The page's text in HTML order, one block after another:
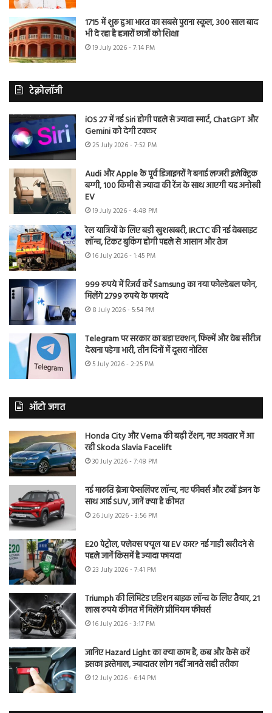
1715 में शुरू हुआ भारत का सबसे पुराना स्कूल, 300 साल बाद
भी दे रहा है हजारों छात्रों को शिक्षा
19 July 2026 - 7:14 PM
टेक्नोलॉजी
iOS 27 में नई Siri होगी पहले से ज्यादा स्मार्ट, ChatGPT और
Gemini को देगी टक्कर
25 July 2026 - 7:52 PM
Audi और Apple के पूर्व डिजाइनरों ने बनाई लग्जरी इलेक्ट्रिक
बग्गी, 100 किमी से ज्यादा की रेंज के साथ आएगी यह अनोखी
EV
19 July 2026 - 4:48 PM
रेल यात्रियों के लिए बड़ी खुशखबरी, IRCTC की नई वेबसाइट
लॉन्च, टिकट बुकिंग होगी पहले से आसान और तेज
16 July 2026 - 1:45 PM
999 रुपये में रिजर्व करें Samsung का नया फोल्डेबल फोन,
मिलेंगे 2799 रुपये के फायदे
8 July 2026 - 5:54 PM
Telegram पर सरकार का बड़ा एक्शन, फिल्में और वेब सीरीज
देखना पड़ेगा भारी, तीन दिनों में दूसरा नोटिस
5 July 2026 - 2:25 PM
ऑटो जगत
Honda City और Verna की बढ़ी टेंशन, नए अवतार में आ
रही Skoda Slavia Facelift
30 July 2026 - 7:48 PM
नई मारुति ब्रेजा फेसलिफ्ट लॉन्च, नए फीचर्स और टर्बो इंजन के
साथ आई SUV, जानें क्या है कीमत
26 July 2026 - 3:56 PM
E20 पेट्रोल, फ्लेक्स फ्यूल या EV कार? नई गाड़ी खरीदने से
पहले जानें किसमें है ज्यादा फायदा
23 July 2026 - 7:41 PM
Triumph की लिमिटेड एडिशन बाइक लॉन्च के लिए तैयार, 21
लाख रुपये कीमत में मिलेंगे प्रीमियम फीचर्स
16 July 2026 - 3:17 PM
जानिए Hazard Light का क्या काम है, कब और कैसे करें
इसका इस्तेमाल, ज्यादातर लोग नहीं जानते सही तरीका
12 July 2026 - 6:14 PM